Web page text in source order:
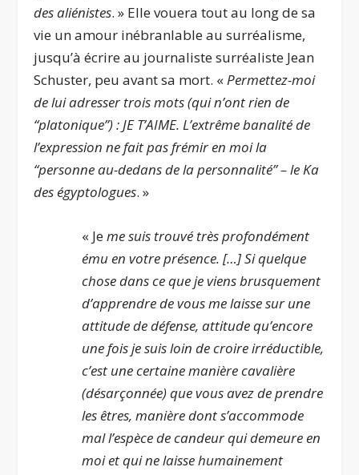
des aliénistes. » Elle vouera tout au long de sa
vie un amour inébranlable au surréalisme,
jusqu’à écrire au journaliste surréaliste Jean
Schuster, peu avant sa mort. «Permettez-moi
de lui adresser trois mots (qui n’ont rien de
“platonique”) : JE T’AIME. L’extrême banalité de
l’expression ne fait pas frémir en moi la
“personne au-dedans de la personnalité” – le Ka
des égyptologues. »
« Je me suis trouvé très profondément
ému en votre présence. […] Si quelque
chose dans ce que je viens brusquement
d’apprendre de vous me laisse sur une
attitude de défense, attitude qu’encore
une fois je suis loin de croire irréductible,
c’est une certaine manière cavalière
(désarçonnée) que vous avez de prendre
les êtres, manière dont s’accommode
mal l’espèce de candeur qui demeure en
moi et qui ne laisse humainement